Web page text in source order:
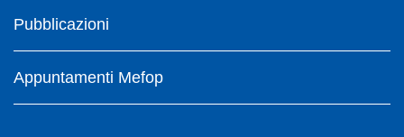
Pubblicazioni
Appuntamenti Mefop